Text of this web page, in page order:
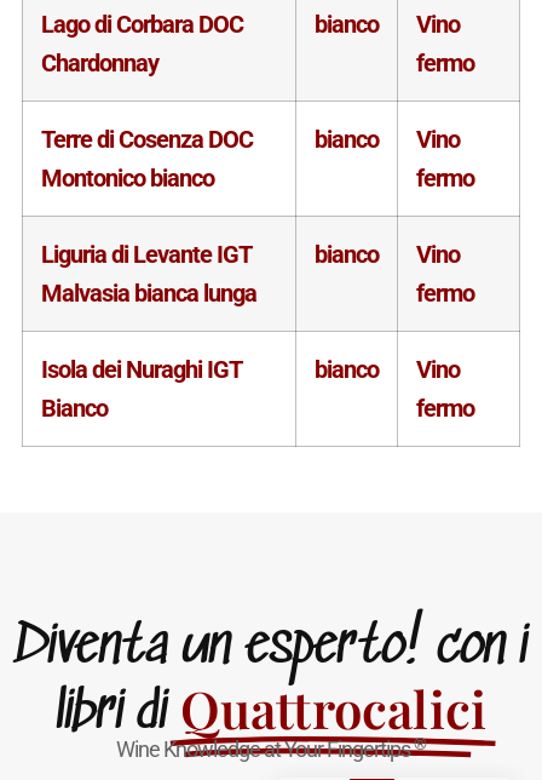
Lago di Corbara DOC
Chardonnay
bianco
Vino
fermo
Terre di Cosenza DOC
Montonico bianco
bianco
Vino
fermo
Liguria di Levante IGT
Malvasia bianca lunga
bianco
Vino
fermo
Isola dei Nuraghi IGT
Bianco
bianco
Vino
fermo
Diventa un esperto! con i
libri di Quattrocalici
Wine Knowledge at Your Fingertips®